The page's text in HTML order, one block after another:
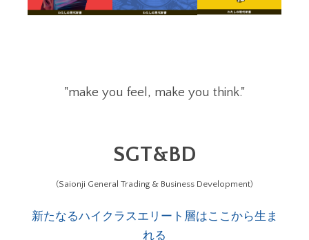
"make you feel, make you think."
SGT&BD
(Saionji General Trading & Business Development)
新たなるハイクラスエリート層はここから生ま
れる